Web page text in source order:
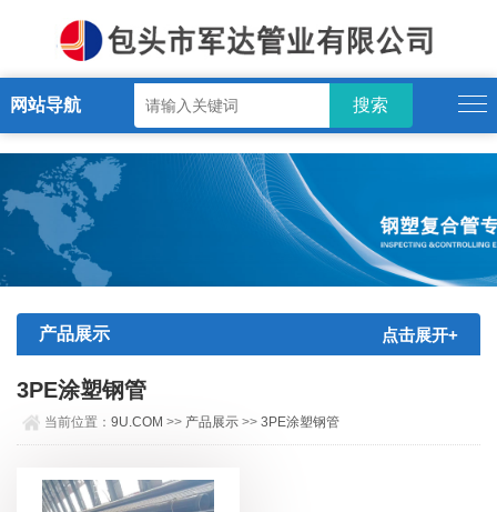
9U.COM
网站导航
产品展示 点击展开+
3PE涂塑钢管
当前位置：9U.COM >> 产品展示 >>3PE涂塑钢管